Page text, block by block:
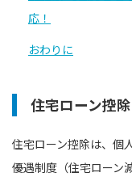
応！
おわりに
住宅ローン控
住宅ローン控除は、個
優遇制度（住宅ローン